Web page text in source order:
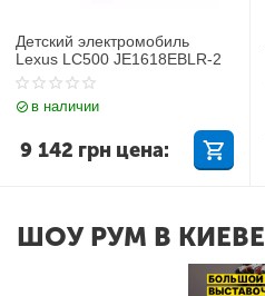
Детский электромобиль
Lexus LC500 JE1618EBLR-2
в наличии
9 142 грн цена:
ШОУ РУМ В КИЕВЕ